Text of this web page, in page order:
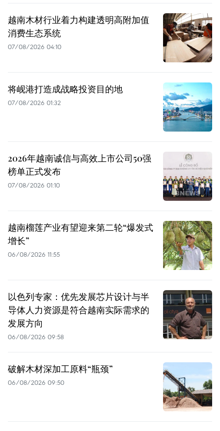
越南木材行业着力构建透明高附加值
消费生态系统
07/08/2026 04:10
将岘港打造成战略投资目的地
07/08/2026 01:32
2026年越南诚信与高效上市公司50强
榜单正式发布
07/08/2026 01:10
越南榴莲产业有望迎来第二轮“爆发式
增长”
06/08/2026 11:55
以色列专家：优先发展芯片设计与半
导体人力资源是符合越南实际需求的
发展方向
06/08/2026 09:58
破解木材深加工原料“瓶颈”
06/08/2026 09:50